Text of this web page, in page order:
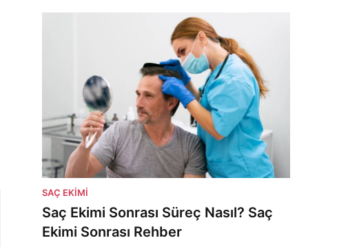
SAÇ EKIMI
Saç Ekimi Sonrası Süreç Nasıl? Saç
Ekimi Sonrası Rehber